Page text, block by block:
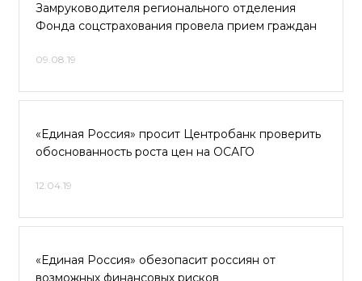
Замруководителя регионального отделения
Фонда соцстрахования провела прием граждан
09.08.19
«Единая Россия» просит Центробанк проверить
обоснованность роста цен на ОСАГО
12.04.19
«Единая Россия» обезопасит россиян от
возможных финансовых рисков